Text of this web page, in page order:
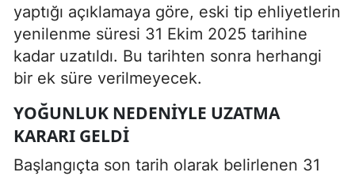
yaptığı açıklamaya göre, eski tip ehliyetlerin
yenilenme süresi 31 Ekim 2025 tarihine
kadar uzatıldı. Bu tarihten sonra herhangi
bir ek süre verilmeyecek.
YOĞUNLUK NEDENIYLE UZATMA
KARARI GELDI
Başlangıçta son tarih olarak belirlenen 31